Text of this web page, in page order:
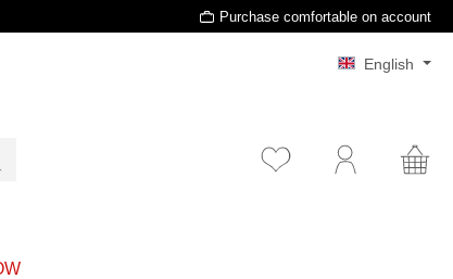
Purchase comfortable on account
English